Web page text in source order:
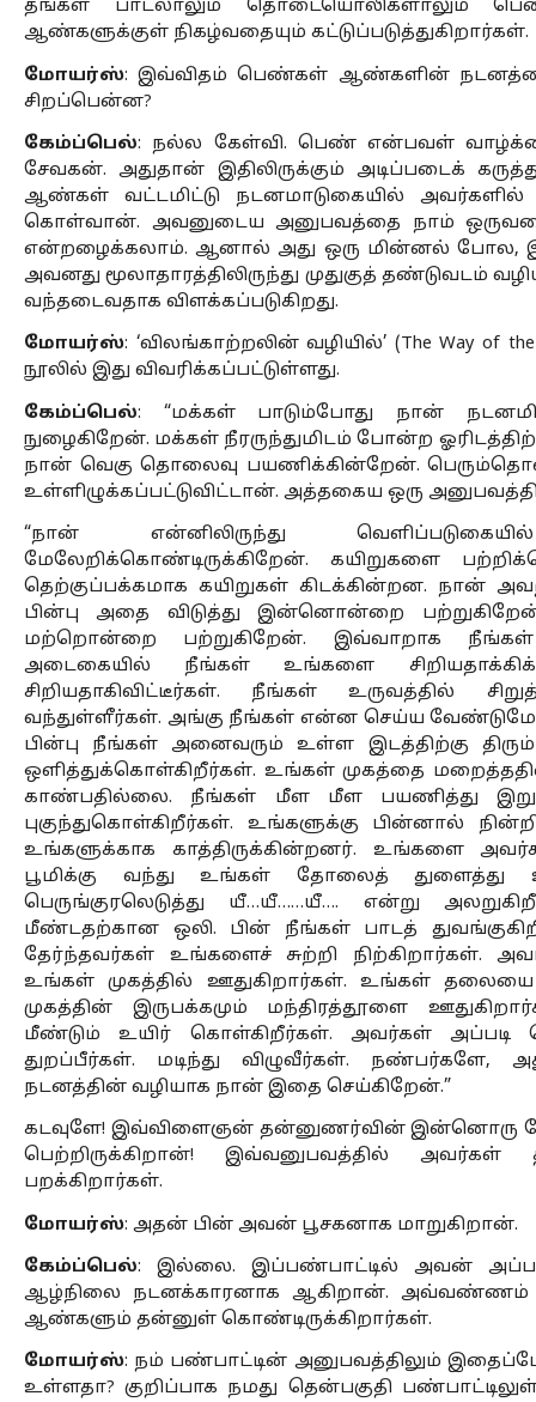
தங்கள் பாடலாலும் தொடையொலிகளாலும்
ஆண்களுக்குள் நிகழ்வதையும் கட்டுப்படுத்துகிறார்கள்.
மோயர்ஸ்: இவ்விதம் பெண்கள் ஆண்களின் நடனத்தை
சிறப்பென்ன?
கேம்ப்பெல்: நல்ல கேள்வி. பெண் என்பவள்
சேவகன். அதுதான் இதிலிருக்கும் அடிப்படைக்
ஆண்கள் வட்டமிட்டு நடனமாடுகையில்
கொள்வான். அவனுடைய அனுபவத்தை நாம்
என்றழைக்கலாம். ஆனால் அது ஒரு மின்னல் போல,
அவனது மூலாதாரத்திலிருந்து முதுகுத் தண்டுவடம்
வந்தடைவதாக விளக்கப்படுகிறது.
மோயர்ஸ்: ‘விலங்காற்றலின் வழியில்’ (The Way of
நூலில் இது விவரிக்கப்பட்டுள்ளது.
கேம்ப்பெல்: “மக்கள் பாடும்போது நான்
நுழைகிறேன். மக்கள் நீரருந்துமிடம் போன்ற
நான் வெகு தொலைவு பயணிக்கின்றேன்.
உள்ளிழுக்கப்பட்டுவிட்டான். அத்தகைய ஒரு
“நான் என்னிலிருந்து
மேலேறிக்கொண்டிருக்கிறேன். கயிறுகளை
தெற்குப்பக்கமாக கயிறுகள் கிடக்கின்றன. நான்
பின்பு அதை விடுத்து இன்னொன்றை
மற்றொன்றை பற்றுகிறேன். இவ்வாறாக நீங்கள்
அடைகையில் நீங்கள் உங்களை
சிறியதாகிவிட்டீர்கள். நீங்கள் உருவத்தில்
வந்துள்ளீர்கள். அங்கு நீங்கள் என்ன செய்ய
பின்பு நீங்கள் அனைவரும் உள்ள இடத்திற்கு
ஒளித்துக்கொள்கிறீர்கள். உங்கள் முகத்தை
காண்பதில்லை. நீங்கள் மீள மீள பயணித்து
புகுந்துகொள்கிறீர்கள். உங்களுக்கு பின்னால்
உங்களுக்காக காத்திருக்கின்றனர். உங்களை
பூமிக்கு வந்து உங்கள் தோலைத் துளைத்து
பெருங்குரலெடுத்து யீ…யீ……யீ…. என்று
மீண்டதற்கான ஒலி. பின் நீங்கள் பாடத்
தேர்ந்தவர்கள் உங்களைச் சுற்றி நிற்கிறார்கள்.
உங்கள் முகத்தில் ஊதுகிறார்கள். உங்கள்
முகத்தின் இருபக்கமும் மந்திரத்தூளை
மீண்டும் உயிர் கொள்கிறீர்கள். அவர்கள் அப்படி
துறப்பீர்கள். மடிந்து விழுவீர்கள். நண்பர்களே,
நடனத்தின் வழியாக நான் இதை செய்கிறேன்.”
கடவுளே! இவ்விளைஞன் தன்னுணர்வின் இன்னொரு
பெற்றிருக்கிறான்! இவ்வனுபவத்தில் அவர்கள்
பறக்கிறார்கள்.
மோயர்ஸ்: அதன் பின் அவன் பூசகனாக மாறுகிறான்.
கேம்ப்பெல்: இல்லை. இப்பண்பாட்டில் அவன்
ஆழ்நிலை நடனக்காரனாக ஆகிறான்.
ஆண்களும் தன்னுள் கொண்டிருக்கிறார்கள்.
மோயர்ஸ்: நம் பண்பாட்டின் அனுபவத்திலும்
உள்ளதா? குறிப்பாக நமது தென்பகுதி